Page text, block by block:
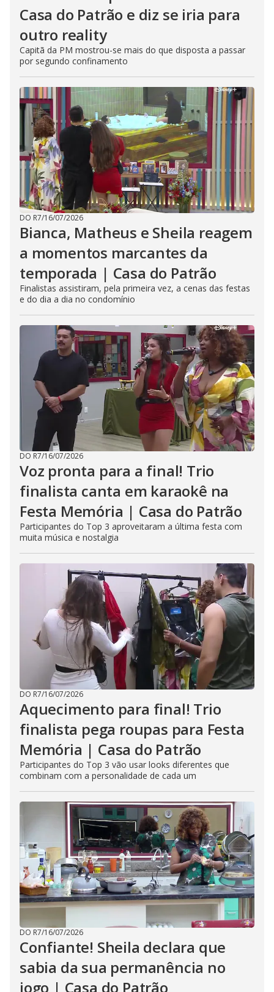
Casa do Patrão e diz se iria para
outro reality
Capitã da PM mostrou-se mais do que disposta a passar
por segundo confinamento
DO R7/16/07/2026
Bianca, Matheus e Sheila reagem
a momentos marcantes da
temporada | Casa do Patrão
Finalistas assistiram, pela primeira vez, a cenas das festas
e do dia a dia no condomínio
DO R7/16/07/2026
Voz pronta para a final! Trio
finalista canta em karaokê na
Festa Memória | Casa do Patrão
Participantes do Top 3 aproveitaram a última festa com
muita música e nostalgia
DO R7/16/07/2026
Aquecimento para final! Trio
finalista pega roupas para Festa
Memória | Casa do Patrão
Participantes do Top 3 vão usar looks diferentes que
combinam com a personalidade de cada um
DO R7/16/07/2026
Confiante! Sheila declara que
sabia da sua permanência no
jogo | Casa do Patrão